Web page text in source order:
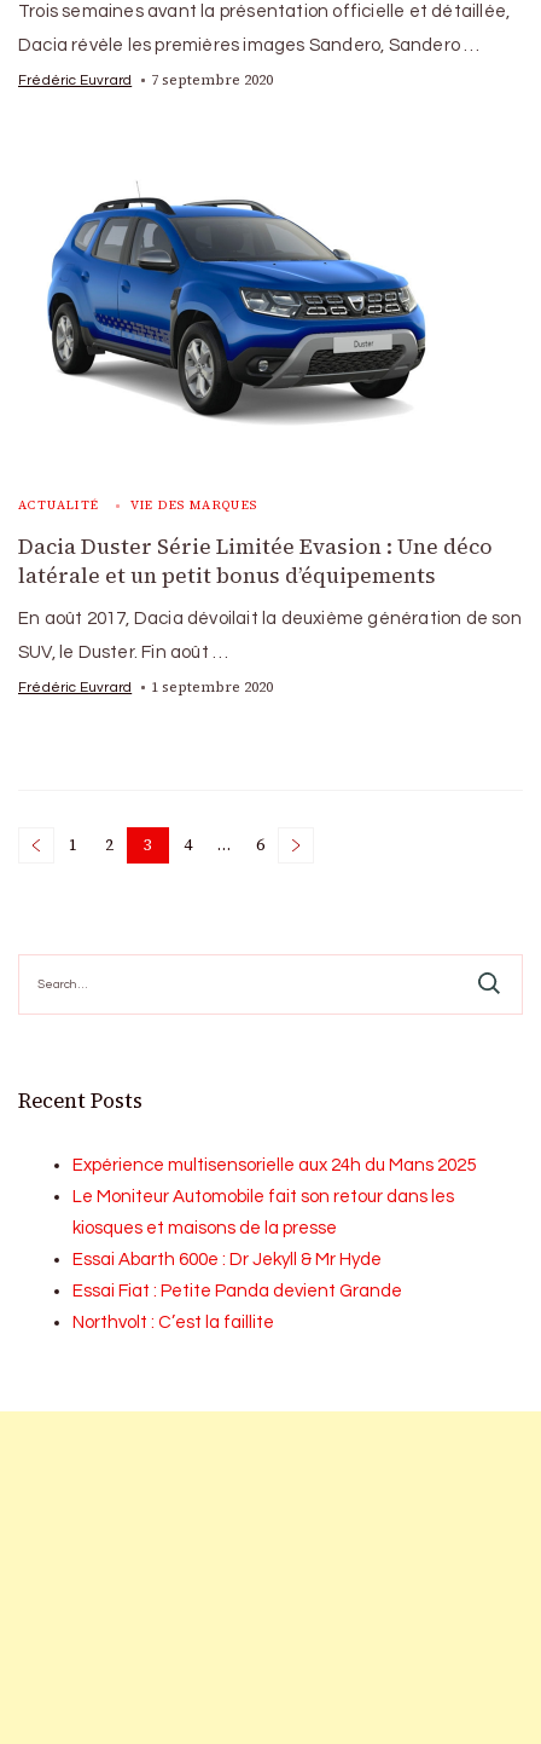
Trois semaines avant la présentation officielle et détaillée,
Dacia révèle les premières images Sandero, Sandero …
Frédéric Euvrard 7 septembre 2020
ACTUALITÉ VIE DES MARQUES
Dacia Duster Série Limitée Evasion : Une déco
latérale et un petit bonus d’équipements
En août 2017, Dacia dévoilait la deuxième génération de son
SUV, le Duster. Fin août …
Frédéric Euvrard 1 septembre 2020
Posts
Page
1 Page
2 Page
3 Page
4 … Page
6
for:
Recent Posts
Expérience multisensorielle aux 24h du Mans 2025
Le Moniteur Automobile fait son retour dans les
kiosques et maisons de la presse
Essai Abarth 600e : Dr Jekyll & Mr Hyde
Essai Fiat : Petite Panda devient Grande
Northvolt : C’est la faillite